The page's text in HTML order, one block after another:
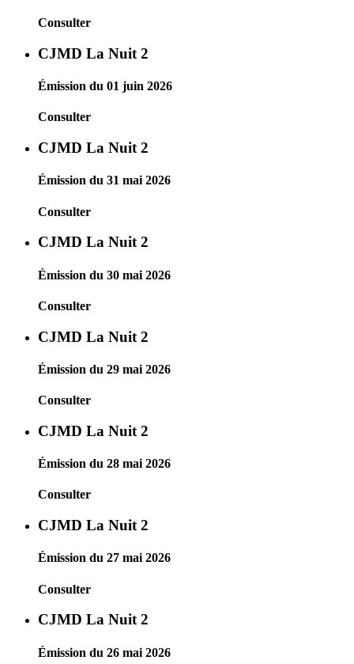
Consulter
CJMD La Nuit 2
Émission du 01 juin 2026
Consulter
CJMD La Nuit 2
Émission du 31 mai 2026
Consulter
CJMD La Nuit 2
Émission du 30 mai 2026
Consulter
CJMD La Nuit 2
Émission du 29 mai 2026
Consulter
CJMD La Nuit 2
Émission du 28 mai 2026
Consulter
CJMD La Nuit 2
Émission du 27 mai 2026
Consulter
CJMD La Nuit 2
Émission du 26 mai 2026